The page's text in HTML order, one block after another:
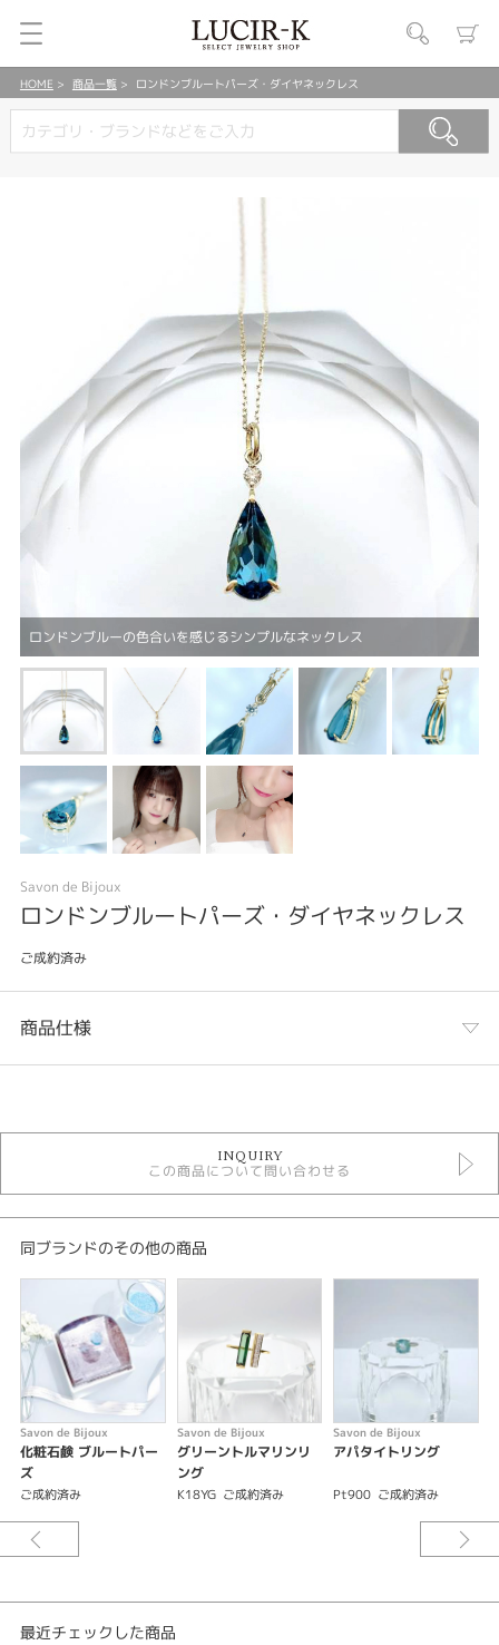
HOME 商品一覧 ロンドンブルートパーズ・ダイヤネックレス
ロンドンブルーの色合いを感じるシンプルなネックレス
Savon de Bijoux
ロンドンブルートパーズ・ダイヤネックレス
ご成約済み
商品仕様
ネックレス
サボンドビジュ成約済み
色石ジュエリー ＞ ブルートパーズ
シンプル
カラー
ブルー
金種
K18YG
石種
カラット
INQUIRY
この商品について問い合わせる
同ブランドのその他の商品
Savon de Bijoux
化粧石鹸 ブルートパー
ズ
ご成約済み
Savon de Bijoux
グリーントルマリンリ
ング
K18YG ご成約済み
Savon de Bijoux
アパタイトリング
Pt900 ご成約済み
最近チェックした商品